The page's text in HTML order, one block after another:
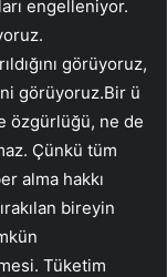
engelleniyor.
görüyoruz,
görüyoruz.Bir ü
özgürlüğü, ne de
Çünkü tüm
alma hakkı
bireyin
Tüketim